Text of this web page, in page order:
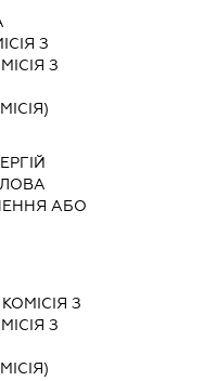
З
З
АБО
КОМІСІЯ З
З